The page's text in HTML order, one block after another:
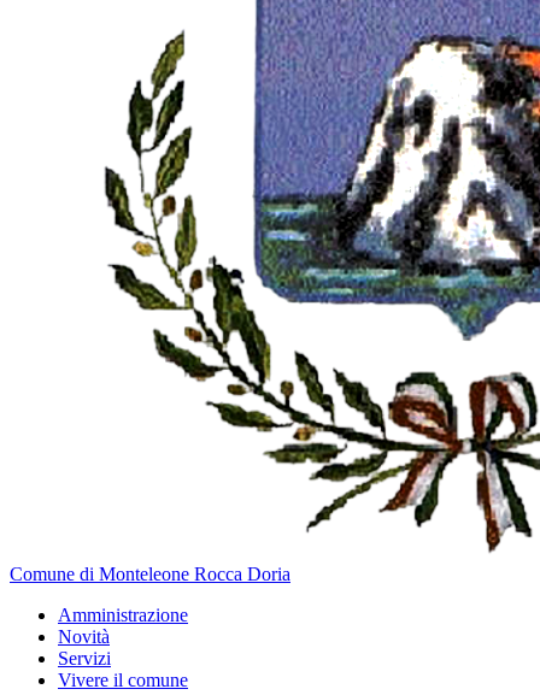
Comune di Monteleone Rocca Doria
Amministrazione
Novità
Servizi
Vivere il comune